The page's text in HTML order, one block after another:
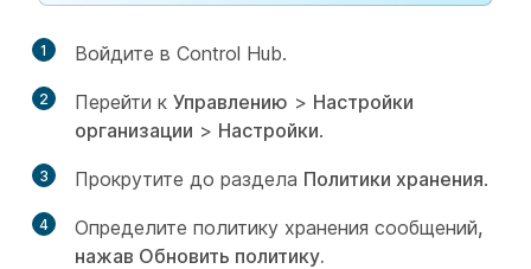
1 Войдите в Control Hub.
2 Перейти к Управлению > Настройки
организации > Настройки.
3 Прокрутите до раздела Политики хранения.
4 Определите политику хранения сообщений,
нажав Обновить политику.